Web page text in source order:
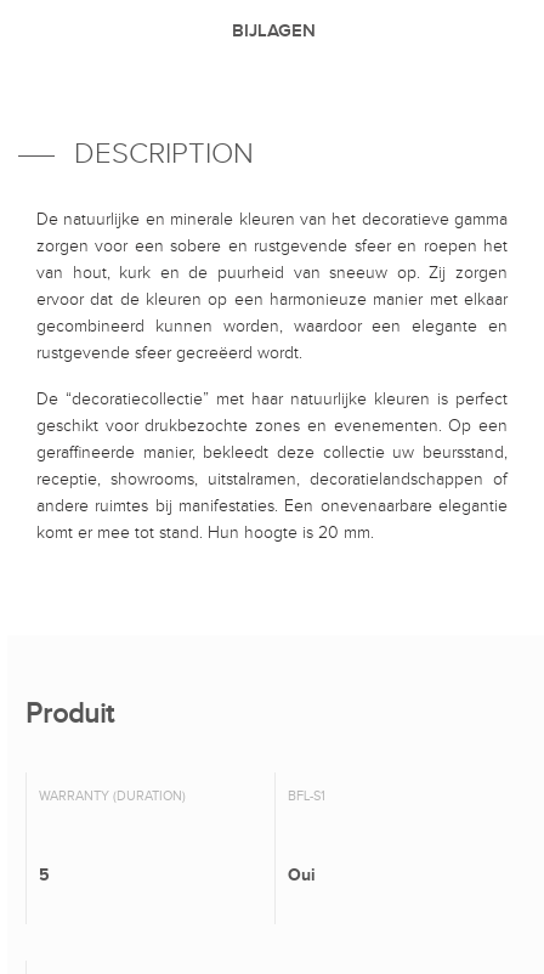
BIJLAGEN
DESCRIPTION
De natuurlijke en minerale kleuren van het decoratieve gamma
zorgen voor een sobere en rustgevende sfeer en roepen het
van hout, kurk en de puurheid van sneeuw op. Zij zorgen
ervoor dat de kleuren op een harmonieuze manier met elkaar
gecombineerd kunnen worden, waardoor een elegante en
rustgevende sfeer gecreëerd wordt.
De “decoratiecollectie” met haar natuurlijke kleuren is perfect
geschikt voor drukbezochte zones en evenementen. Op een
geraffineerde manier, bekleedt deze collectie uw beursstand,
receptie, showrooms, uitstalramen, decoratielandschappen of
andere ruimtes bij manifestaties. Een onevenaarbare elegantie
komt er mee tot stand. Hun hoogte is 20 mm.
Produit
WARRANTY (DURATION)
5
BFL-S1
Oui